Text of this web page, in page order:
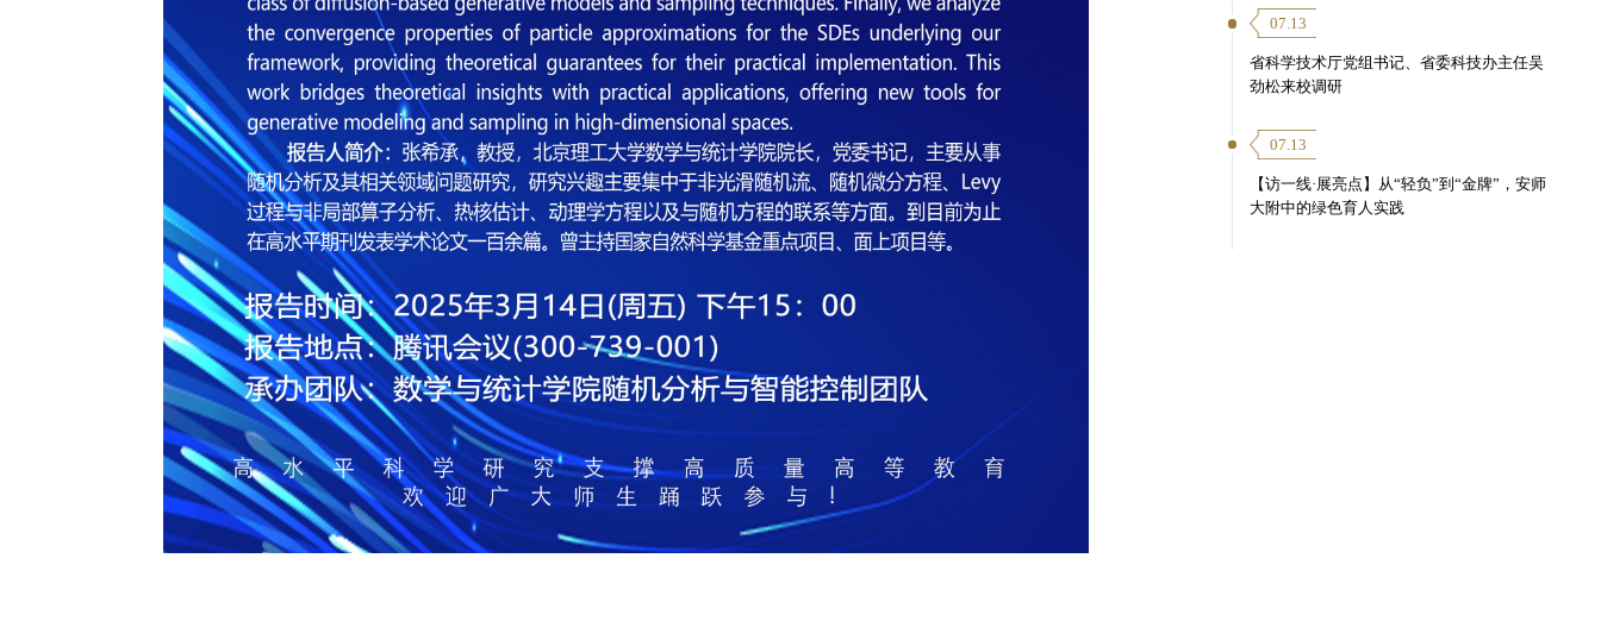
07.13
省科学技术厅党组书记、省委科技办主任吴
劲松来校调研
07.13
【访一线·展亮点】从“轻负”到“金牌”，安师
大附中的绿色育人实践